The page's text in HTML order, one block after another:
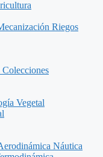
Riegos
Vegetal
Náutica